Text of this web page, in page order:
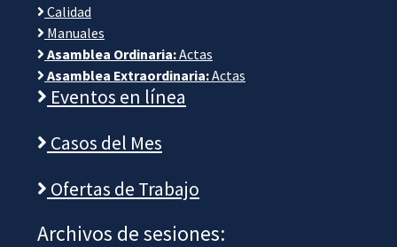
Calidad
Manuales
Asamblea Ordinaria:Actas
Asamblea Extraordinaria:Actas
Eventos en línea
Casos del Mes
Ofertas de Trabajo
Archivos de sesiones: